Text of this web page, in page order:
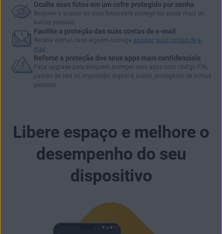
Oculte suas fotos em um cofre protegido por senha
Bloqueie o acesso às suas fotos para protegê-las ainda mais de
outras pessoas.
Facilite a proteção das suas contas de e-mail
Receba alertas caso alguém consiga acessar suas contas de e-
mail.
Reforce a proteção dos seus apps mais confidenciais
Faça upgrade para bloquear proteger seus apps com código PIN,
padrão de tela ou impressão digital e, assim, protegê-los de outras
pessoas.
Libere espaço e melhore o
desempenho do seu
dispositivo